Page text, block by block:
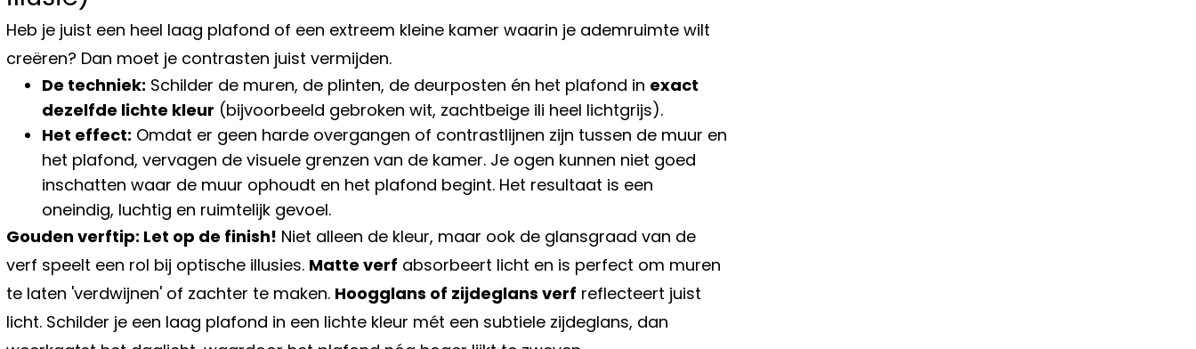
Heb je juist een heel laag plafond of een extreem kleine kamer waarin je ademruimte wilt
creëren? Dan moet je contrasten juist vermijden.
De techniek: Schilder de muren, de plinten, de deurposten én het plafond in exact
dezelfde lichte kleur (bijvoorbeeld gebroken wit, zachtbeige ili heel lichtgrijs).
Het effect: Omdat er geen harde overgangen of contrastlijnen zijn tussen de muur en
het plafond, vervagen de visuele grenzen van de kamer. Je ogen kunnen niet goed
inschatten waar de muur ophoudt en het plafond begint. Het resultaat is een
oneindig, luchtig en ruimtelijk gevoel.
Gouden verftip: Let op de finish! Niet alleen de kleur, maar ook de glansgraad van de
verf speelt een rol bij optische illusies. Matte verf absorbeert licht en is perfect om muren
te laten 'verdwijnen' of zachter te maken. Hoogglans of zijdeglans verf reflecteert juist
licht. Schilder je een laag plafond in een lichte kleur mét een subtiele zijdeglans, dan